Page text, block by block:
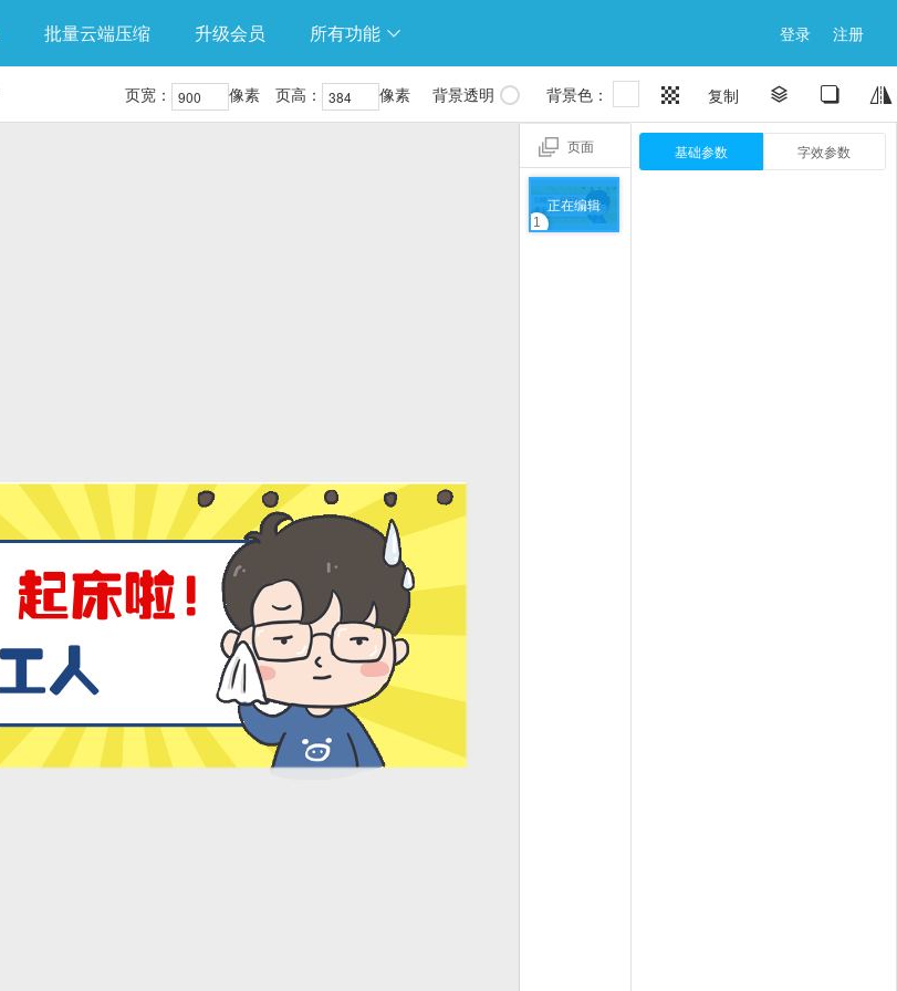
批量云端压缩 升级会员 所有功能  登录 注册
页宽： 像素 页高： 像素 背景透明 背景色：  复制   
页面
正在编辑
1
基础参数 字效参数